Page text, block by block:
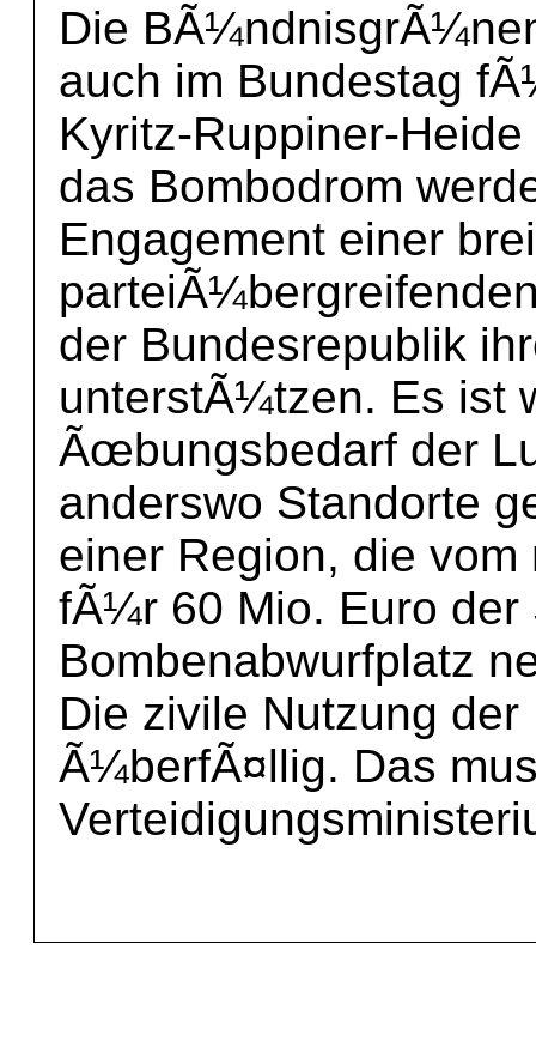
Die
auch im Bundestag
Kyritz-Ruppiner-
das Bombodrom
Engagement einer
der Bundesrepublik
unterstÃ¼tzen. Es ist
Ãœbungsbedarf der
anderswo Standorte
einer Region, die
fÃ¼r 60 Mio. Euro der
Bombenabwurfplatz
Die zivile Nutzung
Ã¼berfÃ¤llig. Das